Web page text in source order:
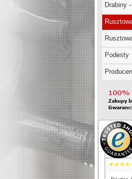
Drabiny
Podesty